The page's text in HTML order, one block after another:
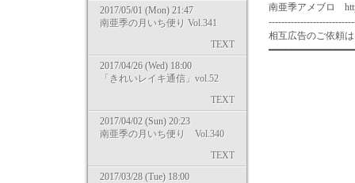
2017/05/01 (Mon) 21:47
南亜季の月いち便り Vol.341
TEXT
2017/04/26 (Wed) 18:00
「きれいレイキ通信」vol.52
TEXT
2017/04/02 (Sun) 20:23
南亜季の月いち便り Vol.340
TEXT
2017/03/28 (Tue) 18:00
南亜季アメブロ
相互広告のご依頼